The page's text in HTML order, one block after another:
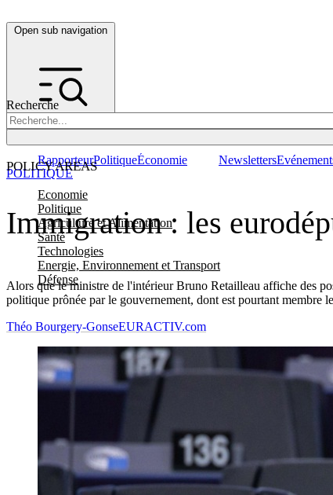
Open sub navigation
Recherche
POLICY AREAS
Economie
Politique
Agriculture et Alimentation
Santé
Technologies
Energie, Environnement et Transport
Défense
RapporteurPolitiqueÉconomie Newsletters
Immigration : les
Alors que le ministre de l'intérieur Bruno Retailleau affiche des
politique prônée par le gouvernement, dont est pourtant membre
POLITIQUE
Théo Bourgery-GonseEURACTIV.com